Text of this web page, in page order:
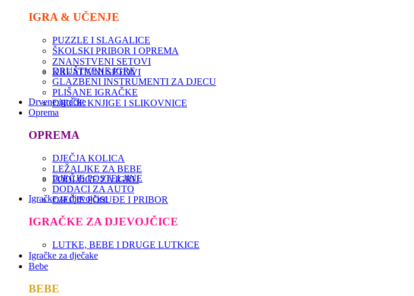
IGRA & UČENJE
PUZZLE I SLAGALICE
ŠKOLSKI PRIBOR I OPREMA
ZNANSTVENI SETOVI
KREATIVNI SETOVI
DRUŠTVENE IGRE
GLAZBENI INSTRUMENTI ZA DJECU
PLIŠANE IGRAČKE
DJEČJE KNJIGE I SLIKOVNICE
Drvene igračke
Oprema
OPREMA
DJEČJA KOLICA
LEŽALJKE ZA BEBE
PODLOGE ZA IGRU
DJEČJE POSTELJINE
DODACI ZA AUTO
DJEČJE POSUĐE I PRIBOR
Igračke za djevojčice
IGRAČKE ZA DJEVOJČICE
LUTKE, BEBE I DRUGE LUTKICE
Igračke za dječake
Bebe
BEBE